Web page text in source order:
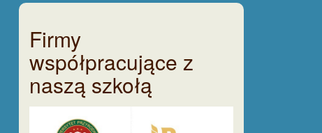
Firmy
współpracujące z
naszą szkołą